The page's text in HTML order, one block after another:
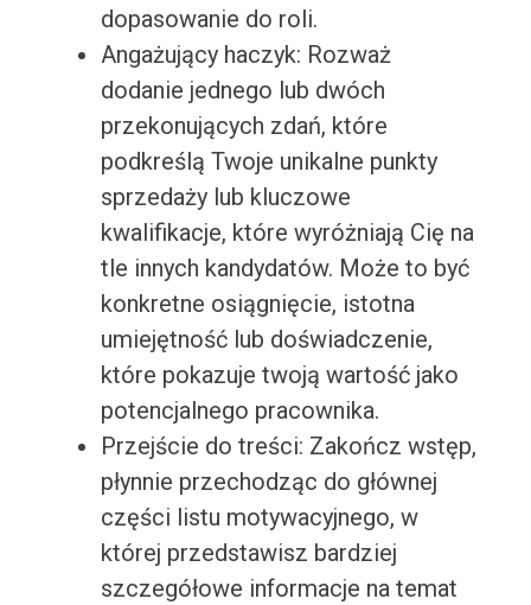
dopasowanie do roli.
Angażujący haczyk: Rozważ
dodanie jednego lub dwóch
przekonujących zdań, które
podkreślą Twoje unikalne punkty
sprzedaży lub kluczowe
kwalifikacje, które wyróżniają Cię na
tle innych kandydatów. Może to być
konkretne osiągnięcie, istotna
umiejętność lub doświadczenie,
które pokazuje twoją wartość jako
potencjalnego pracownika.
Przejście do treści: Zakończ wstęp,
płynnie przechodząc do głównej
części listu motywacyjnego, w
której przedstawisz bardziej
szczegółowe informacje na temat